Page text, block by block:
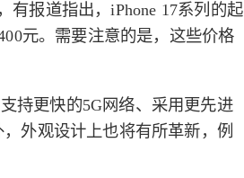
有报道指出，iPhone 17系列的起
元。需要注意的是，这些价格
持更快的5G网络、采用更先进
外观设计上也将有所革新，例